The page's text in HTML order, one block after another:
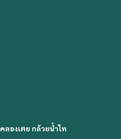
คลองเตย กล้วยน้ำไท